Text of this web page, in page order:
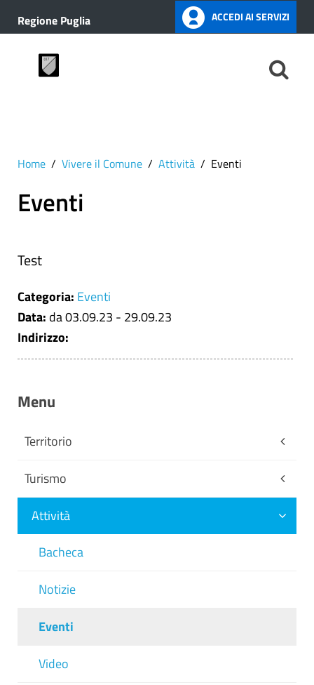
Regione Puglia ACCEDI AI SERVIZI
Home Vivere il Comune Attività Eventi
Eventi
Test
Categoria: Eventi
Data: da 03.09.23 - 29.09.23
Indirizzo:
Menu
Territorio
Turismo
Attività
Bacheca
Notizie
Eventi
Video